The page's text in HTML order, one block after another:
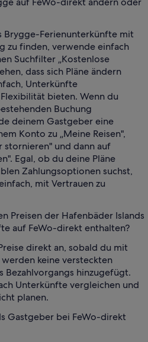
Brygge-Ferienunterkünfte mit
zu finden, verwende einfach
Suchfilter „Kostenlose
dass sich Pläne ändern
Unterkünfte
bieten. Wenn du
Buchung
deinem Gastgeber eine
Konto zu „Meine Reisen",
stornieren" und dann auf
Egal, ob du deine Pläne
Zahlungsoptionen suchst,
mit Vertrauen zu
Preisen der Hafenbäder Islands
auf FeWo-direkt enthalten?
direkt an, sobald du mit
keine versteckten
Bezahlvorgangs hinzugefügt.
Unterkünfte vergleichen und
planen.
Gastgeber bei FeWo-direkt